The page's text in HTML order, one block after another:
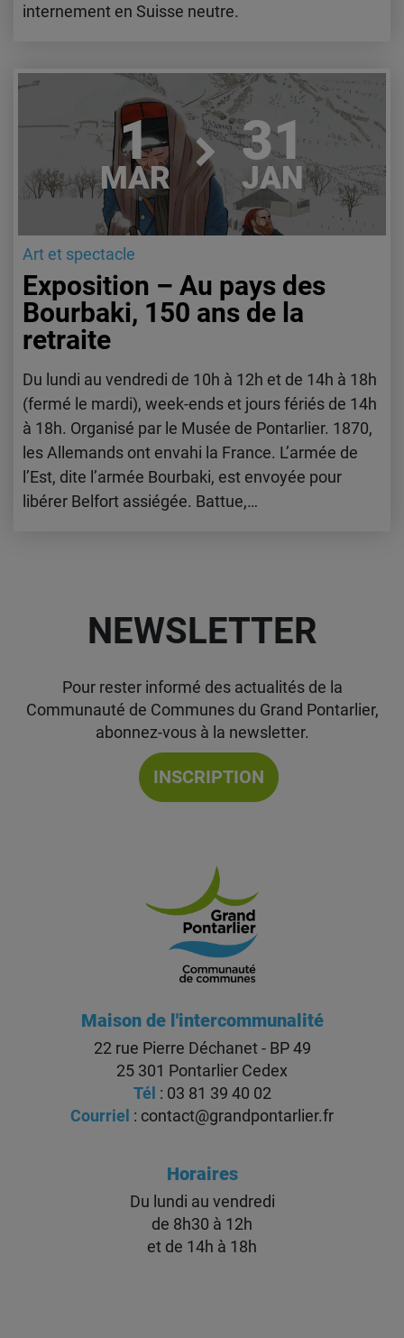
internement en Suisse neutre.
1
MAR
31
JAN
Art et spectacle
Exposition – Au pays des
Bourbaki, 150 ans de la
retraite
Du lundi au vendredi de 10h à 12h et de 14h à 18h
(fermé le mardi), week-ends et jours fériés de 14h
à 18h. Organisé par le Musée de Pontarlier. 1870,
les Allemands ont envahi la France. L’armée de
l’Est, dite l’armée Bourbaki, est envoyée pour
libérer Belfort assiégée. Battue,…
Lire l'article
NEWSLETTER
Pour rester informé des actualités de la
Communauté de Communes du Grand Pontarlier,
abonnez-vous à la newsletter.
INSCRIPTION
Maison de l'intercommunalité
22 rue Pierre Déchanet - BP 49
25 301 Pontarlier Cedex
Tél : 03 81 39 40 02
Courriel : contact@grandpontarlier.fr
Horaires
Du lundi au vendredi
de 8h30 à 12h
et de 14h à 18h